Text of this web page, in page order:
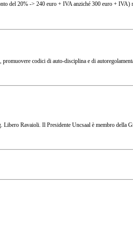
del 20% -> 240 euro + IVA anziché 300 euro +
codici di auto-disciplina e di
Libero Ravaioli. Il Presidente Uncsaal è membro della